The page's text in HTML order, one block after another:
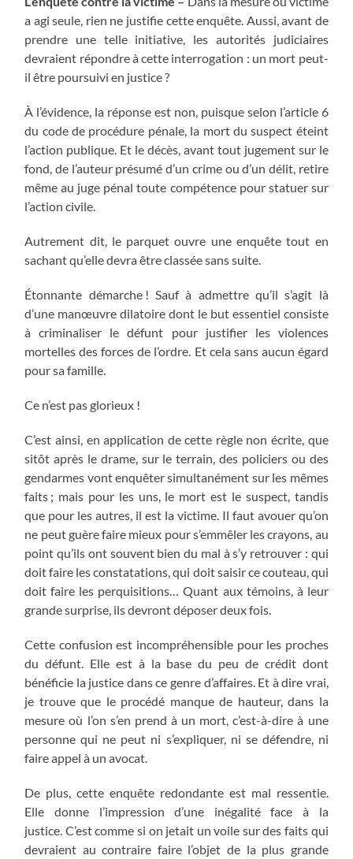
a agi seule, rien ne justifie cette enquête. Aussi, avant de
prendre une telle initiative, les autorités judiciaires
devraient répondre à cette interrogation : un mort peut-
il être poursuivi en justice ?
À l’évidence, la réponse est non, puisque selon l’article 6
du code de procédure pénale, la mort du suspect éteint
l’action publique. Et le décès, avant tout jugement sur le
fond, de l’auteur présumé d’un crime ou d’un délit, retire
même au juge pénal toute compétence pour statuer sur
l’action civile.
Autrement dit, le parquet ouvre une enquête tout en
sachant qu’elle devra être classée sans suite.
Étonnante démarche ! Sauf à admettre qu’il s’agit là
d’une manœuvre dilatoire dont le but essentiel consiste
à criminaliser le défunt pour justifier les violences
mortelles des forces de l’ordre. Et cela sans aucun égard
pour sa famille.
Ce n’est pas glorieux !
C’est ainsi, en application de cette règle non écrite, que
sitôt après le drame, sur le terrain, des policiers ou des
gendarmes vont enquêter simultanément sur les mêmes
faits ; mais pour les uns, le mort est le suspect, tandis
que pour les autres, il est la victime. Il faut avouer qu’on
ne peut guère faire mieux pour s’emmêler les crayons, au
point qu’ils ont souvent bien du mal à s’y retrouver : qui
doit faire les constatations, qui doit saisir ce couteau, qui
doit faire les perquisitions… Quant aux témoins, à leur
grande surprise, ils devront déposer deux fois.
Cette confusion est incompréhensible pour les proches
du défunt. Elle est à la base du peu de crédit dont
bénéficie la justice dans ce genre d’affaires. Et à dire vrai,
je trouve que le procédé manque de hauteur, dans la
mesure où l’on s’en prend à un mort, c’est-à-dire à une
personne qui ne peut ni s’expliquer, ni se défendre, ni
faire appel à un avocat.
De plus, cette enquête redondante est mal ressentie.
Elle donne l’impression d’une inégalité face à la
justice. C’est comme si on jetait un voile sur des faits qui
devraient au contraire faire l’objet de la plus grande